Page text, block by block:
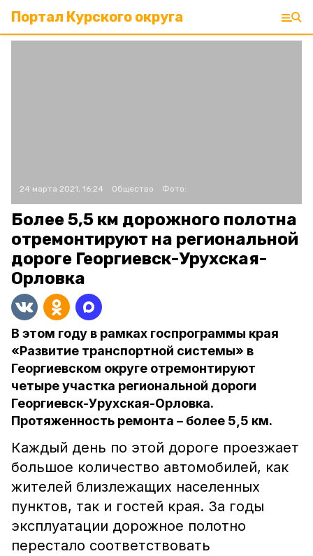
Портал Курского округа
24 марта 2021, 16:24 Общество Фото:
Более 5,5 км дорожного полотна
отремонтируют на региональной
дороге Георгиевск-Урухская-
Орловка
В этом году в рамках госпрограммы края
«Развитие транспортной системы» в
Георгиевском округе отремонтируют
четыре участка региональной дороги
Георгиевск-Урухская-Орловка.
Протяженность ремонта – более 5,5 км.
Каждый день по этой дороге проезжает
большое количество автомобилей, как
жителей близлежащих населенных
пунктов, так и гостей края. За годы
эксплуатации дорожное полотно
перестало соответствовать